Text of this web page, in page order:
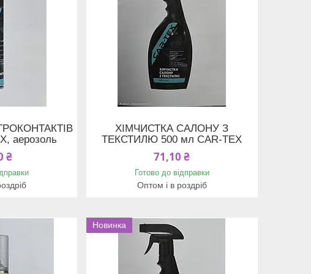
аерозоль
₴
ХІМЧИСТКА САЛОНУ З
ТЕКСТИЛЮ 500 мл CAR-TEX
71,10 ₴
Готово до відправки
Оптом і в роздріб
Новинка